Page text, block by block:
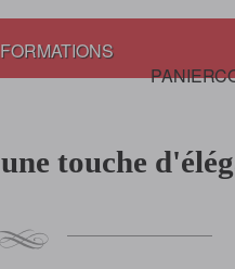
PANIER
touche